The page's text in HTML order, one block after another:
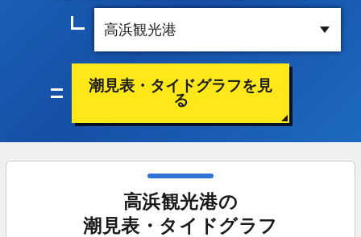
潮見表・タイドグラフを見
る
高浜観光港の
潮見表・タイドグラフ